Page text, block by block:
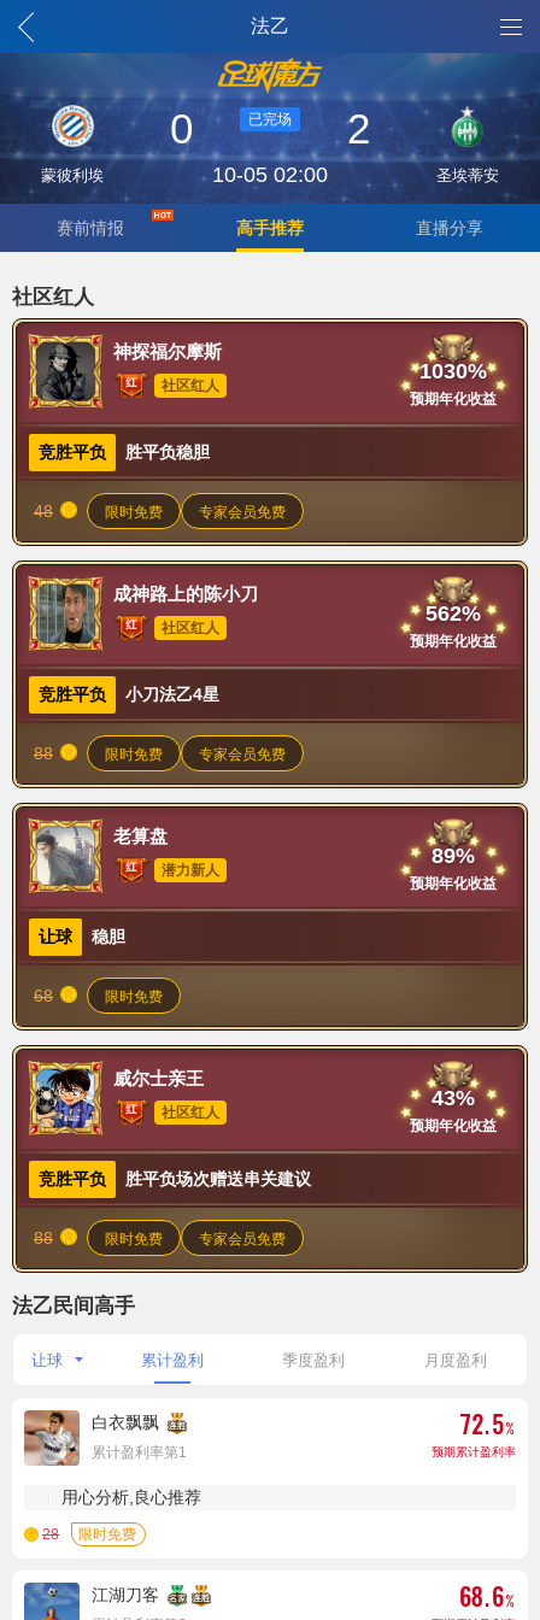
法乙
蒙彼利埃
0 已完场 2
10-05 02:00 圣埃蒂安
赛前情报 高手推荐 直播分享
社区红人
神探福尔摩斯
社区红人
1030%
预期年化收益
竞胜平负 胜平负稳胆
48 限时免费 专家会员免费
成神路上的陈小刀
社区红人
562%
预期年化收益
竞胜平负 小刀法乙4星
88 限时免费 专家会员免费
老算盘
潜力新人
89%
预期年化收益
让球 稳胆
68 限时免费
威尔士亲王
社区红人
43%
预期年化收益
竞胜平负 胜平负场次赠送串关建议
88 限时免费 专家会员免费
法乙民间高手
让球 累计盈利 季度盈利 月度盈利
白衣飘飘
累计盈利率第1 预期累计盈利率
用心分析,良心推荐
28
江湖刀客